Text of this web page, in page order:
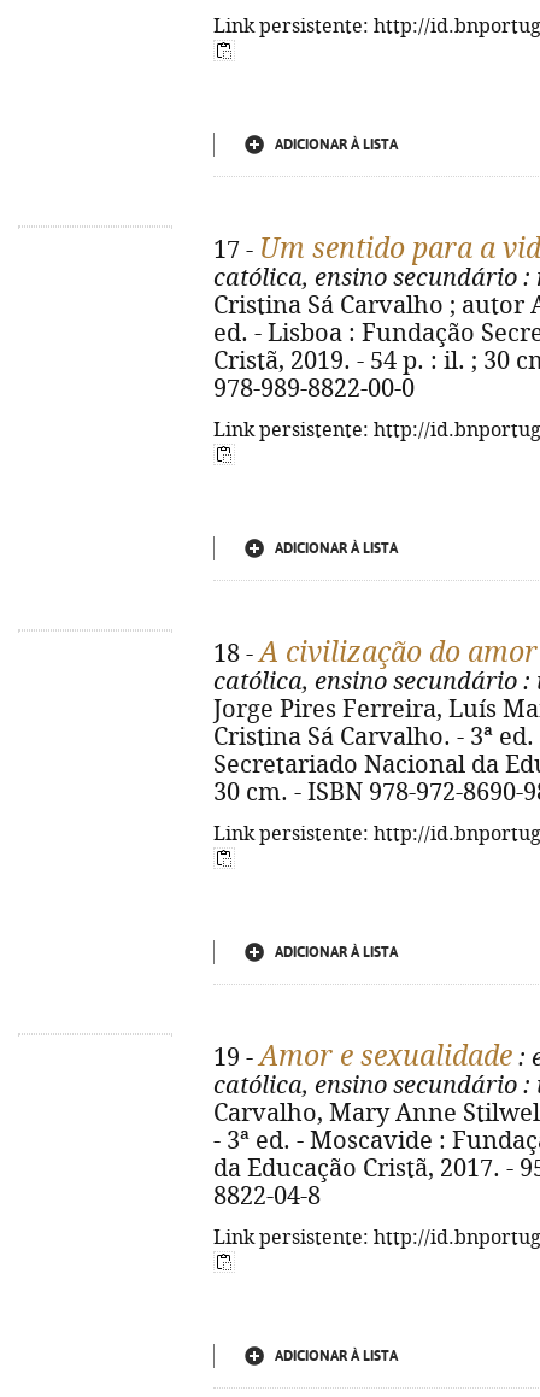
Link persistente: http://
ADICIONAR À LISTA
17 - Um sentido para a
católica, ensino secundário :
Cristina Sá Carvalho ; autor
ed. - Lisboa : Fundação
Cristã, 2019. - 54 p. : il. ; 30
978-989-8822-00-0
Link persistente: http://
ADICIONAR À LISTA
18 -A civilização do amor
católica, ensino secundário :
Jorge Pires Ferreira, Luís
Cristina Sá Carvalho. - 3ª
Secretariado Nacional da
30 cm. - ISBN 978-972-8690-
Link persistente: http://
ADICIONAR À LISTA
19 -Amor e sexualidade :
católica, ensino secundário :
Carvalho, Mary Anne
- 3ª ed. - Moscavide :
da Educação Cristã, 2017. -
8822-04-8
Link persistente: http://
ADICIONAR À LISTA